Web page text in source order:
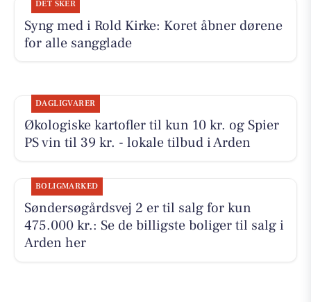
DET SKER
Syng med i Rold Kirke: Koret åbner dørene
for alle sangglade
DAGLIGVARER
Økologiske kartofler til kun 10 kr. og Spier
PS vin til 39 kr. - lokale tilbud i Arden
BOLIGMARKED
Søndersøgårdsvej 2 er til salg for kun
475.000 kr.: Se de billigste boliger til salg i
Arden her